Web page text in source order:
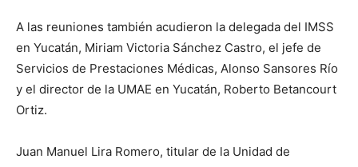
A las reuniones también acudieron la delegada del IMSS
en Yucatán, Miriam Victoria Sánchez Castro, el jefe de
Servicios de Prestaciones Médicas, Alonso Sansores Río
y el director de la UMAE en Yucatán, Roberto Betancourt
Ortiz.
Juan Manuel Lira Romero, titular de la Unidad de